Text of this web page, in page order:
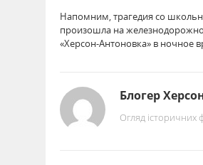
Напомним, трагедия со
произошла на
«Херсон-Антоновка» в ночное
Блогер
Огляд історичних